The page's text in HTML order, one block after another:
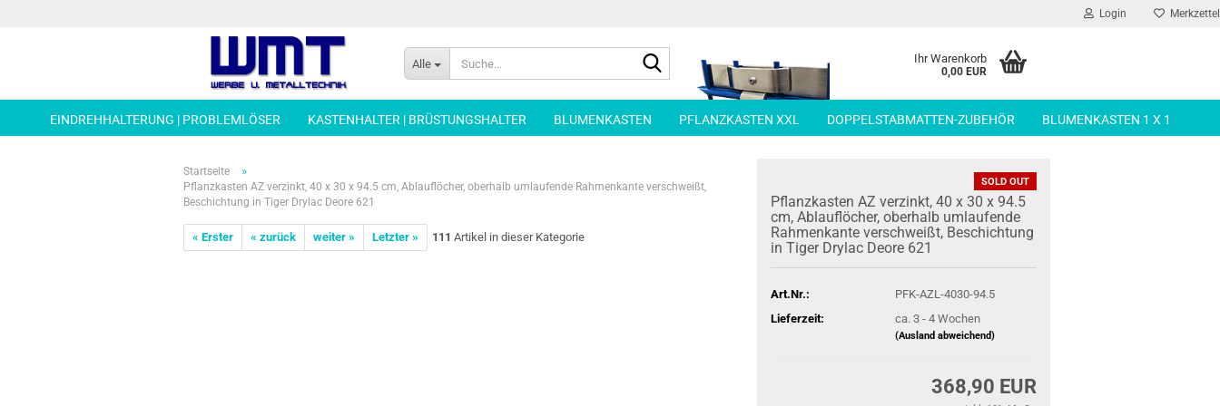
Login Merkzettel
Alle Ihr Warenkorb
0,00 EUR
EINDREHHALTERUNG | PROBLEMLÖSER KASTENHALTER | BRÜSTUNGSHALTER BLUMENKASTEN PFLANZKASTEN XXL DOPPELSTABMATTEN-ZUBEHÖR BLUMENKASTEN 1 X 1
Startseite »
Pflanzkasten AZ verzinkt, 40 x 30 x 94.5 cm, Ablauflöcher, oberhalb umlaufende Rahmenkante verschweißt,
Beschichtung in Tiger Drylac Deore 621
« Erster « zurück weiter » Letzter » 111 Artikel in dieser Kategorie
SOLD OUT
Pflanz­kas­ten AZ ver­zinkt, 40 x 30 x 94.5
cm, Ab­lauf­lö­cher, ober­halb um­lau­fen­de
Rah­men­kan­te ver­schweißt, Be­schich­tung
in Tiger Dryl­ac Deore 621
Art.Nr.:
PFK-AZL-4030-94.5
Lieferzeit:
ca. 3 - 4 Wochen
(Ausland abweichend)
368,90 EUR